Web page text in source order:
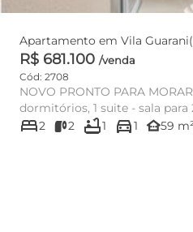
Apartamento em Vila
R$ 681.100 /venda
Cód: 2708
NOVO PRONTO PARA MORAR -
dormitórios, 1 suite - sala para 2 ambientes (estar/jantar),
banhe...
bed2 2 bathtub1 directions_car1 other_houses59